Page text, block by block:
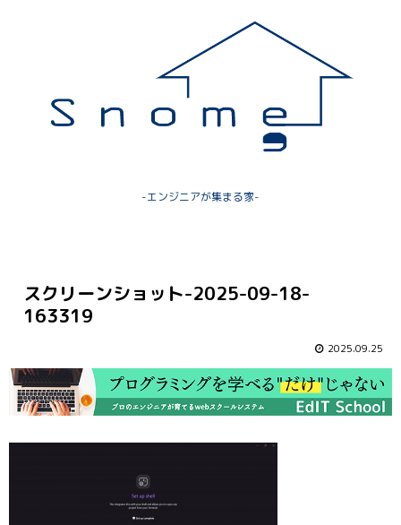
-エンジニアが集まる家-
スクリーンショット-2025-09-18-
163319
2025.09.25